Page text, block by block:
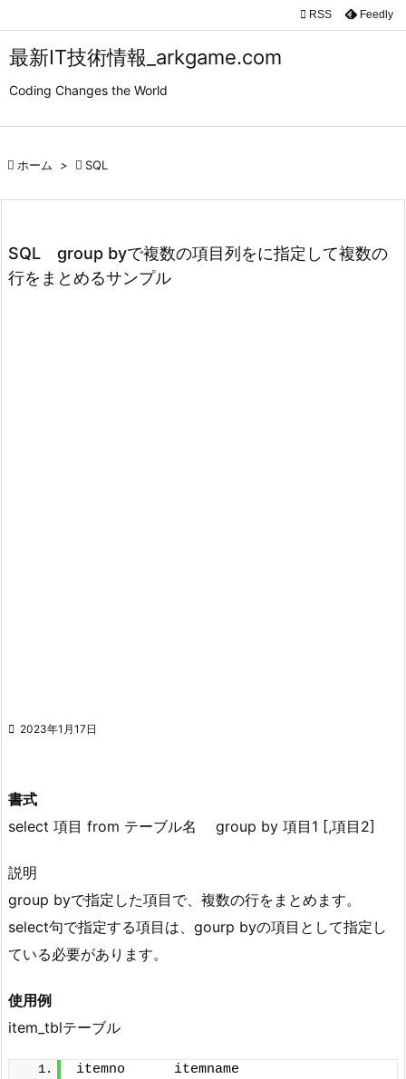
最新IT技術情報_arkgame.com
Coding Changes the World


検索
 RSS Feedly
 ホーム >  SQL
SQL group byで複数の項目列をに指定して複数の
行をまとめるサンプル
 2023年1月17日
書式
select 項目 from テーブル名 group by 項目1 [,項目2]
説明
group byで指定した項目で、複数の行をまとめます。
select句で指定する項目は、gourp byの項目として指定し
ている必要があります。
使用例
item_tblテーブル
itemno      itemname